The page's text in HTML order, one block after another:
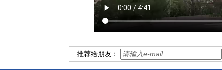
推荐给朋友：